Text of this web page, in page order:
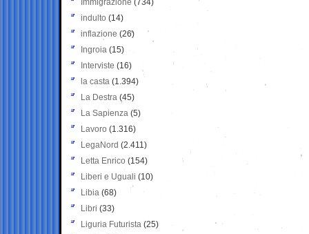
Immigrazione (734)
indulto (14)
inflazione (26)
Ingroia (15)
Interviste (16)
la casta (1.394)
La Destra (45)
La Sapienza (5)
Lavoro (1.316)
LegaNord (2.411)
Letta Enrico (154)
Liberi e Uguali (10)
Libia (68)
Libri (33)
Liguria Futurista (25)